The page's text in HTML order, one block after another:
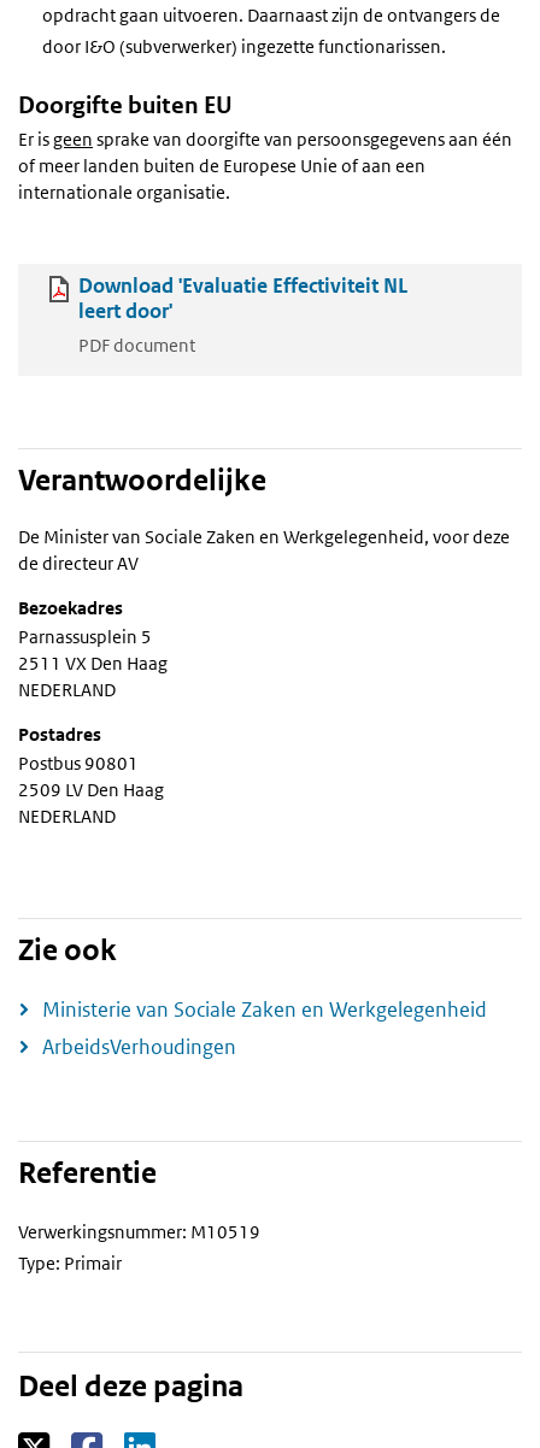
opdracht gaan uitvoeren. Daarnaast zijn de ontvangers de
door I&O (subverwerker) ingezette functionarissen.
Doorgifte buiten EU
Er isgeen sprake van doorgifte van persoonsgegevens aan één
of meer landen buiten de Europese Unie of aan een
internationale organisatie.
Download 'Evaluatie Effectiviteit NL
leert door'
PDF document
Verantwoordelijke
De Minister van Sociale Zaken en Werkgelegenheid, voor deze
de directeur AV
Bezoekadres
Parnassusplein 5
2511 VX Den Haag
NEDERLAND
Postadres
Postbus 90801
2509 LV Den Haag
NEDERLAND
Zie ook
Ministerie van Sociale Zaken en Werkgelegenheid
ArbeidsVerhoudingen
Referentie
Verwerkingsnummer: M10519
Type: Primair
Deel deze pagina